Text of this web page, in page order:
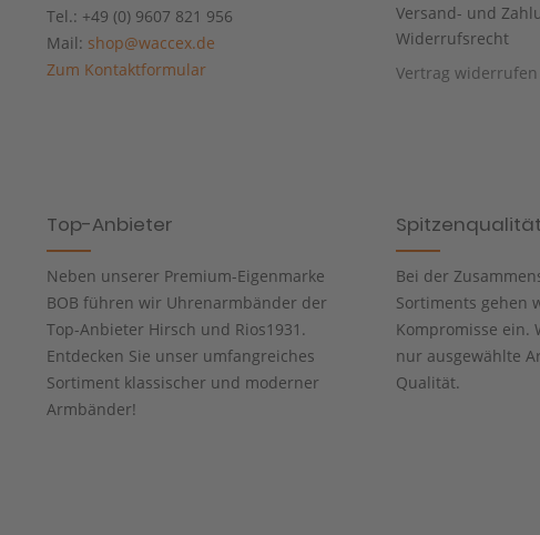
Tel.: +49 (0) 9607 821 956
Mail: shop@waccex.de
Zum Kontaktformular
Versand- und
Widerrufsrecht
Vertrag widerrufen
Top-Anbieter
Neben unserer Premium-Eigenmarke
BOB führen wir Uhrenarmbänder der
Top-Anbieter Hirsch und Rios1931.
Entdecken Sie unser umfangreiches
Sortiment klassischer und moderner
Armbänder!
Spitzenqualität
Bei der
Sortiments gehen
Kompromisse ein.
nur ausgewählte
Qualität.